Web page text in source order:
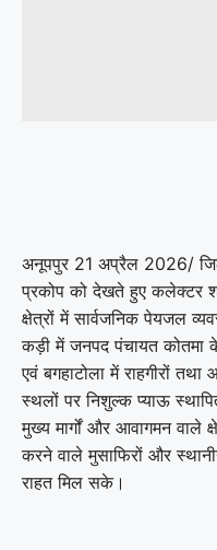
अनूपपुर 21 अप्रैल 2026/
प्रकोप को देखते हुए कलेक्टर
क्षेत्रों में सार्वजनिक पेयजल
कड़ी में जनपद पंचायत कोतमा के
एवं बगहाटोला में राहगीरों
स्थलों पर निशुल्क प्याऊ
मुख्य मार्गों और आवागमन वाले
करने वाले मुसाफिरों और
राहत मिल सके।